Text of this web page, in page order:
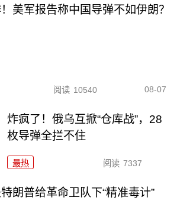
美军报告称中国导弹不如伊朗？
阅读 10540 08-07
炸疯了！俄乌互掀“仓库战”，28
枚导弹全拦不住
最热 阅读 7337
朗普给革命卫队下“精准毒计”